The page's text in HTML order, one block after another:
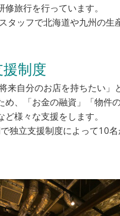
修旅行を行っています。
タッフで北海道や九州の生
制度
来自分のお店を持ちたい」
め、「お金の融資」「物件
ど様々な支援をします。
独立支援制度によって10